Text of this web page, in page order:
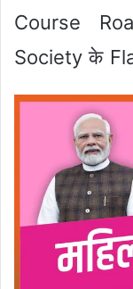
Course
Society के